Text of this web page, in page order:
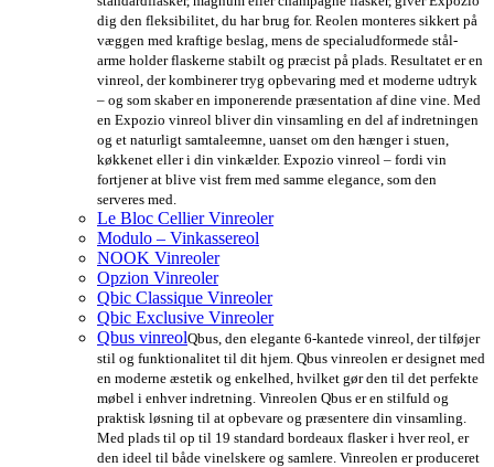
dig den fleksibilitet, du har brug for. Reolen monteres sikkert på
væggen med kraftige beslag, mens de specialudformede stål-
arme holder flaskerne stabilt og præcist på plads. Resultatet er en
vinreol, der kombinerer tryg opbevaring med et moderne udtryk
– og som skaber en imponerende præsentation af dine vine. Med
en Expozio vinreol bliver din vinsamling en del af indretningen
og et naturligt samtaleemne, uanset om den hænger i stuen,
køkkenet eller i din vinkælder. Expozio vinreol – fordi vin
fortjener at blive vist frem med samme elegance, som den
serveres med.
Le Bloc Cellier Vinreoler
Modulo – Vinkassereol
NOOK Vinreoler
Opzion Vinreoler
Qbic Classique Vinreoler
Qbic Exclusive Vinreoler
Qbus vinreolQbus, den elegante 6-kantede vinreol, der tilføjer
stil og funktionalitet til dit hjem. Qbus vinreolen er designet med
en moderne æstetik og enkelhed, hvilket gør den til det perfekte
møbel i enhver indretning. Vinreolen Qbus er en stilfuld og
praktisk løsning til at opbevare og præsentere din vinsamling.
Med plads til op til 19 standard bordeaux flasker i hver reol, er
den ideel til både vinelskere og samlere. Vinreolen er produceret